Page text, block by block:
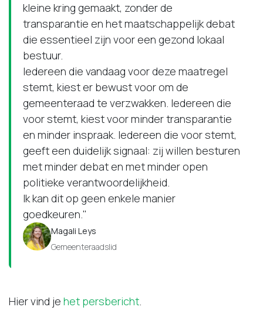
kleine kring gemaakt, zonder de
transparantie en het maatschappelijk debat
die essentieel zijn voor een gezond lokaal
bestuur.
Iedereen die vandaag voor deze maatregel
stemt, kiest er bewust voor om de
gemeenteraad te verzwakken. Iedereen die
voor stemt, kiest voor minder transparantie
en minder inspraak. Iedereen die voor stemt,
geeft een duidelijk signaal: zij willen besturen
met minder debat en met minder open
politieke verantwoordelijkheid.
Ik kan dit op geen enkele manier
goedkeuren."
Magali Leys
Gemeenteraadslid
Hier vind je het persbericht.